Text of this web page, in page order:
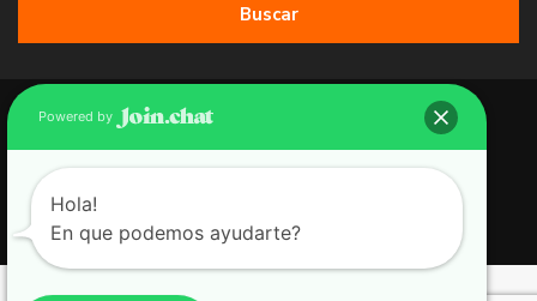
Buscar
Copyright 2026 | Grupo 90 inmobiliarias. All Rights Reserved.
Política de Cookies
Política de Privacidad
Aviso Legal
Powered by
Hola!
En que podemos ayudarte?